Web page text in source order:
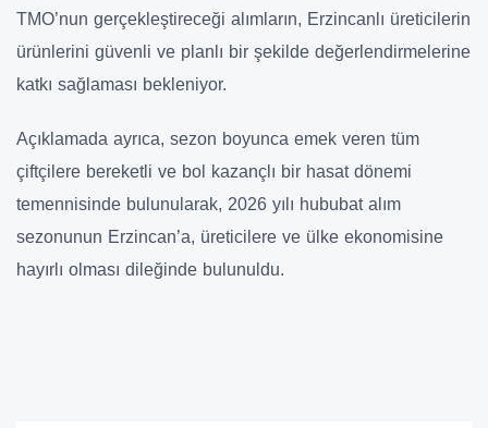
TMO’nun gerçekleştireceği alımların, Erzincanlı üreticilerin
ürünlerini güvenli ve planlı bir şekilde değerlendirmelerine
katkı sağlaması bekleniyor.
Açıklamada ayrıca, sezon boyunca emek veren tüm
çiftçilere bereketli ve bol kazançlı bir hasat dönemi
temennisinde bulunularak, 2026 yılı hububat alım
sezonunun Erzincan’a, üreticilere ve ülke ekonomisine
hayırlı olması dileğinde bulunuldu.